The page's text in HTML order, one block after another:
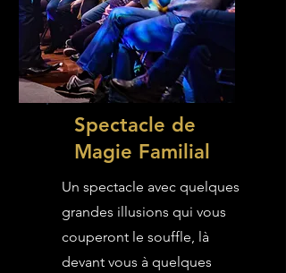
Spectacle de
Magie Familial
Un spectacle avec quelques
grandes illusions qui vous
couperont le souffle, là
devant vous à quelques